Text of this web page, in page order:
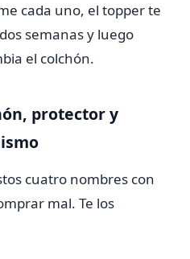
cada uno, el topper te
semanas y luego
el colchón.
protector y
cuatro nombres con
mal. Te los